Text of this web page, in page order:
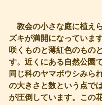
教会の小さな庭に植え
ズキが満開になっていま
咲くものと薄紅色のもの
す。近くにある自然公園
同じ科のヤマボウシみら
の大きさと数という点で
が圧倒しています。この